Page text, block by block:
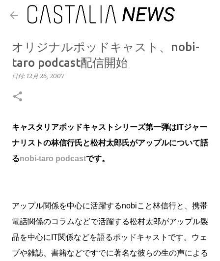
スキップしてメイン コンテンツに移動
オリジナルポッドキャスト、nobi-
taro podcast配信開始
日付: 12月 26, 2007
キャスタリアポッドキャストシリーズ第一弾はITジャー
ナリストの林信行氏と松村太郎氏がアップルについて語
るnobi-taro podcastです。
アップル関係を中心に活躍するnobiこと林信行と、携帯
電話関係のコラムなどで活躍する松村太郎がアップル製
品を中心にIT関係などを語るポッドキャストです。ウェ
ブや雑誌、書籍などですでに著名な彼らの生の声による